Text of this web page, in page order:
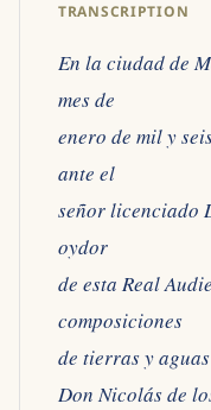
TRANSCRIPTION
En la ciudad de
mes de
enero de mil y
ante el
señor licenciado
oydor
de esta Real
composiciones
de tierras y
Don Nicolás de